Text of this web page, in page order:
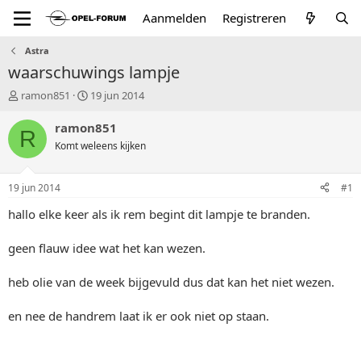
Aanmelden Registreren
Astra
waarschuwings lampje
T
p
t
a
r
r
ramon851
S
a
t
u
19 jun 2014
R ramon851
Komt weleens kijken
19 jun 2014 #1
hallo elke keer als ik rem begint dit lampje te branden.
geen flauw idee wat het kan wezen.
heb olie van de week bijgevuld dus dat kan het niet wezen.
en nee de handrem laat ik er ook niet op staan.